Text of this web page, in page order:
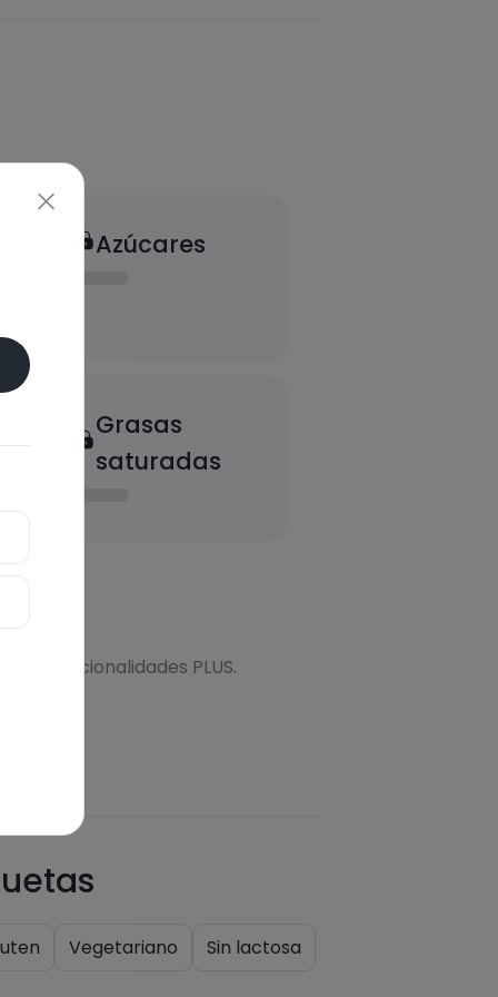
Azúcares
Grasas
saturadas
funcionalidades PLUS.
Vegetariano Sin lactosa